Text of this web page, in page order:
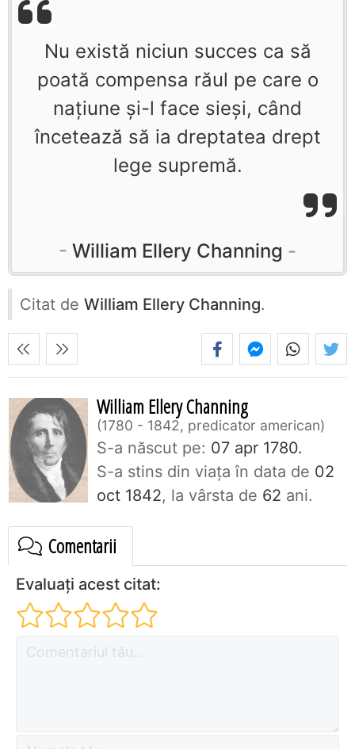
Nu există niciun succes ca să
poată compensa răul pe care o
naţiune şi-l face sieşi, când
încetează să ia dreptatea drept
lege supremă.
William Ellery Channing
Citat de William Ellery Channing.
William Ellery Channing
1780 - 1842, predicator american
S-a născut pe: 07 apr 1780.
S-a stins din viaţa în data de 02
oct 1842, la vârsta de 62 ani.
Comentarii
Evaluați acest citat: